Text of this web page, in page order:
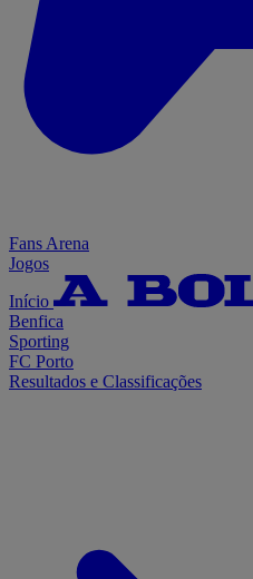
Fans Arena
Jogos
Início
Benfica
Sporting
FC Porto
Resultados e Classificações